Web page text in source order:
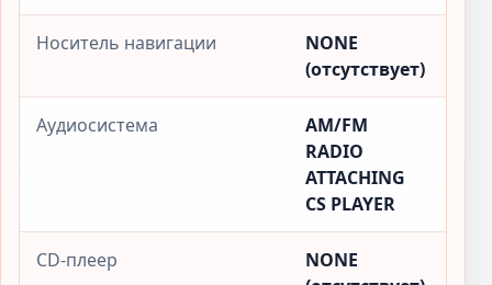
Носитель навигации
NONE
(отсутствует)
Аудиосистема
AM/FM
RADIO
ATTACHING
CS PLAYER
CD-плеер
NONE